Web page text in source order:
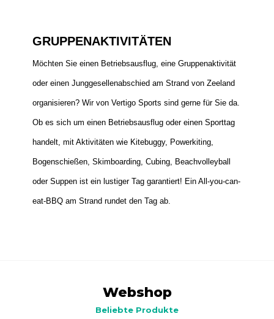
GRUPPENAKTIVITÄTEN
Möchten Sie einen Betriebsausflug, eine Gruppenaktivität
oder einen Junggesellenabschied am Strand von Zeeland
organisieren? Wir von Vertigo Sports sind gerne für Sie da.
Ob es sich um einen Betriebsausflug oder einen Sporttag
handelt, mit Aktivitäten wie Kitebuggy, Powerkiting,
Bogenschießen, Skimboarding, Cubing, Beachvolleyball
oder Suppen ist ein lustiger Tag garantiert! Ein All-you-can-
eat-BBQ am Strand rundet den Tag ab.
Webshop
Beliebte Produkte